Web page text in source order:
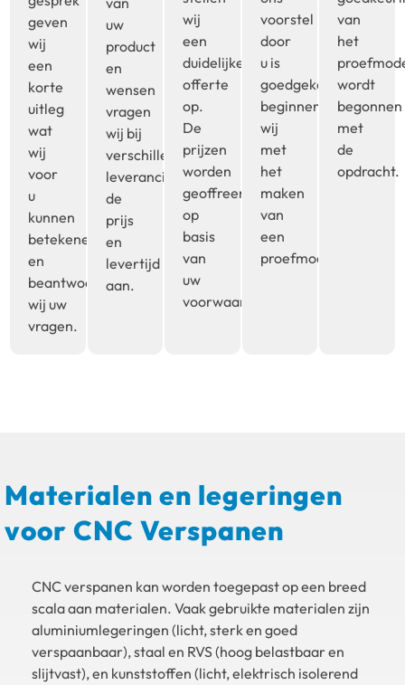
geven
wij
een
korte
uitleg
wat
wij
voor
u
kunnen
betekenen
en
beantwoorden
wij uw
vragen.
uw
product
en
wensen
vragen
wij bij
verschillende
leveranciers
de
prijs
en
levertijd
aan.
wij
een
duidelijke
offerte
op.
De
prijzen
worden
geoffreerd
op
basis
van
uw
voorwaarden.
voorstel
door
u is
goedgekeurd,
beginnen
wij
met
het
maken
van
een
proefmodel.
van
het
wordt
begonnen
met
de
opdracht.
Materialen en legeringen
voor CNC Verspanen
CNC verspanen kan worden toegepast op een breed
scala aan materialen. Vaak gebruikte materialen zijn
aluminiumlegeringen (licht, sterk en goed
verspaanbaar), staal en RVS (hoog belastbaar en
slijtvast), en kunststoffen (licht, elektrisch isolerend